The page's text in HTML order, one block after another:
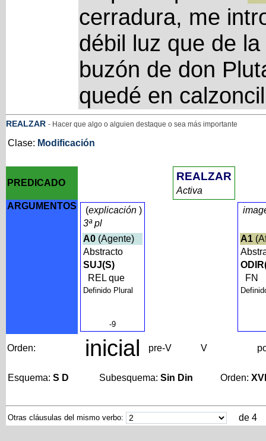
cerradura, me
débil luz que de
buzón de don
quedé en
REALZAR - Hacer que algo o alguien destaque o sea más importante
Clase: Modificación
PREDICADO
REALZAR
Activa
ARGUMENTOS
(explicación)
3ª pl
A0(Agente)
Abstracto
SUJ(S)
REL que
Definido Plural
-9
A1
FN
Orden: inicial pre-V V
Esquema: S D Subesquema: Sin Din Orden:
Otras cláusulas del mismo verbo: de 4